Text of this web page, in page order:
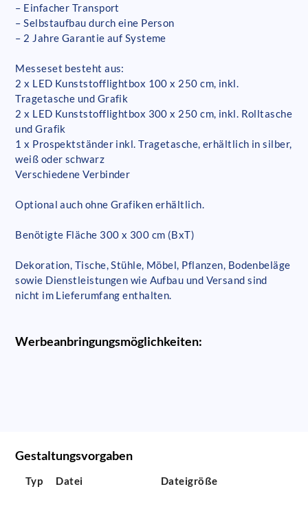
– Einfacher Transport
– Selbstaufbau durch eine Person
– 2 Jahre Garantie auf Systeme
Messeset besteht aus:
2 x LED Kunststofflightbox 100 x 250 cm, inkl.
Tragetasche und Grafik
2 x LED Kunststofflightbox 300 x 250 cm, inkl. Rolltasche
und Grafik
1 x Prospektständer inkl. Tragetasche, erhältlich in silber,
weiß oder schwarz
Verschiedene Verbinder
Optional auch ohne Grafiken erhältlich.
Benötigte Fläche 300 x 300 cm (BxT)
Dekoration, Tische, Stühle, Möbel, Pflanzen, Bodenbeläge
sowie Dienstleistungen wie Aufbau und Versand sind
nicht im Lieferumfang enthalten.
Werbeanbringungsmöglichkeiten:
Gestaltungsvorgaben
Typ Datei Dateigröße